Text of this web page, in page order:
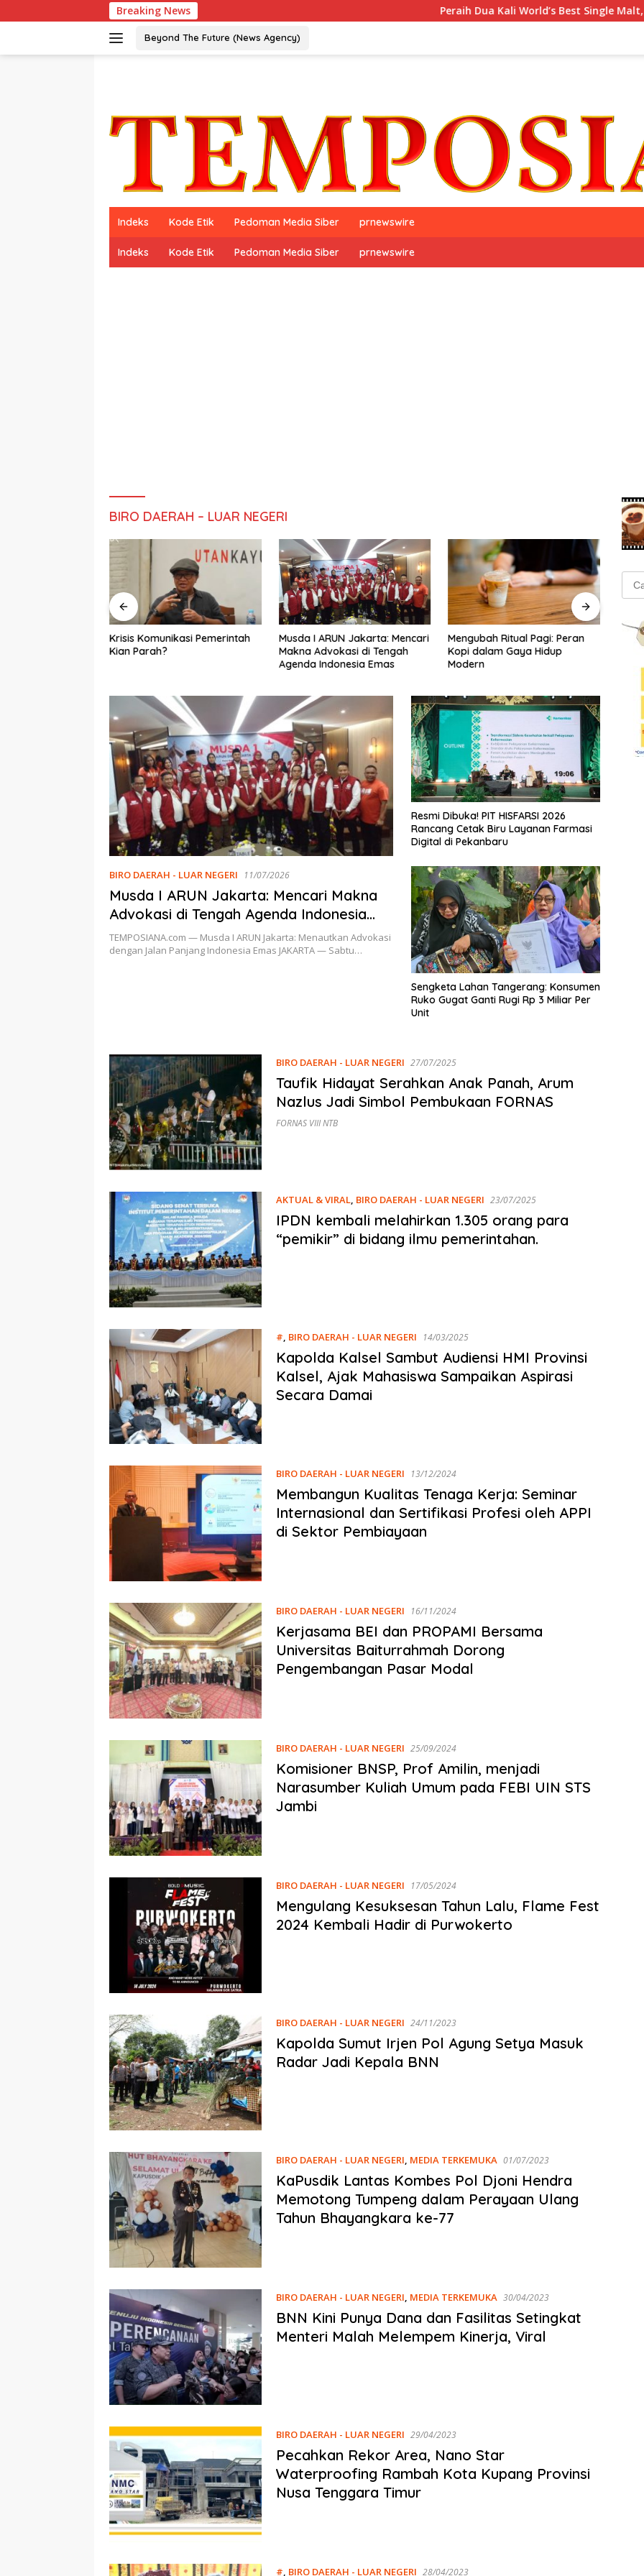
ke
Breaking News Peraih Dua Kali World’s Best Single Malt, The
Beyond The Future (News Agency)
Indeks Kode Etik Pedoman Media Siber prnewswire
Indeks Kode Etik Pedoman Media Siber prnewswire
BIRO DAERAH – LUAR NEGERI
Krisis Komunikasi Pemerintah
Kian Parah?
Musda I ARUN Jakarta: Mencari
Makna Advokasi di Tengah
Agenda Indonesia Emas
Mengubah Ritual Pagi: Peran
Kopi dalam Gaya Hidup
Modern
BIRO DAERAH - LUAR NEGERI 11/07/2026
Musda I ARUN Jakarta: Mencari Makna
Advokasi di Tengah Agenda Indonesia
Emas
TEMPOSIANA.com — Musda I ARUN Jakarta: Menautkan Advokasi
dengan Jalan Panjang Indonesia Emas JAKARTA — Sabtu…
Resmi Dibuka! PIT HISFARSI 2026
Rancang Cetak Biru Layanan Farmasi
Digital di Pekanbaru
Sengketa Lahan Tangerang: Konsumen
Ruko Gugat Ganti Rugi Rp 3 Miliar Per
Unit
BIRO DAERAH - LUAR NEGERI 27/07/2025
Taufik Hidayat Serahkan Anak Panah, Arum
Nazlus Jadi Simbol Pembukaan FORNAS
FORNAS VIII NTB
AKTUAL & VIRAL, BIRO DAERAH - LUAR NEGERI 23/07/2025
IPDN kembali melahirkan 1.305 orang para
“pemikir” di bidang ilmu pemerintahan.
# BIRO DAERAH - LUAR NEGERI 14/03/2025
Kapolda Kalsel Sambut Audiensi HMI Provinsi
Kalsel, Ajak Mahasiswa Sampaikan Aspirasi
Secara Damai
BIRO DAERAH - LUAR NEGERI 13/12/2024
Membangun Kualitas Tenaga Kerja: Seminar
Internasional dan Sertifikasi Profesi oleh APPI
di Sektor Pembiayaan
BIRO DAERAH - LUAR NEGERI 16/11/2024
Kerjasama BEI dan PROPAMI Bersama
Universitas Baiturrahmah Dorong
Pengembangan Pasar Modal
BIRO DAERAH - LUAR NEGERI 25/09/2024
Komisioner BNSP, Prof Amilin, menjadi
Narasumber Kuliah Umum pada FEBI UIN STS
Jambi
BIRO DAERAH - LUAR NEGERI 17/05/2024
Mengulang Kesuksesan Tahun Lalu, Flame Fest
2024 Kembali Hadir di Purwokerto
BIRO DAERAH - LUAR NEGERI 24/11/2023
Kapolda Sumut Irjen Pol Agung Setya Masuk
Radar Jadi Kepala BNN
BIRO DAERAH - LUAR NEGERI, MEDIA TERKEMUKA 01/07/2023
KaPusdik Lantas Kombes Pol Djoni Hendra
Memotong Tumpeng dalam Perayaan Ulang
Tahun Bhayangkara ke-77
BIRO DAERAH - LUAR NEGERI, MEDIA TERKEMUKA 30/04/2023
BNN Kini Punya Dana dan Fasilitas Setingkat
Menteri Malah Melempem Kinerja, Viral
BIRO DAERAH - LUAR NEGERI 29/04/2023
Pecahkan Rekor Area, Nano Star
Waterproofing Rambah Kota Kupang Provinsi
Nusa Tenggara Timur
#, BIRO DAERAH - LUAR NEGERI 28/04/2023